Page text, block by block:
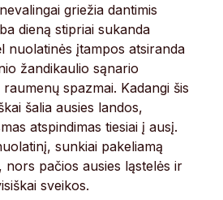
griežia dantimis
dieną stipriai sukanda
nuolatinės įtampos atsiranda
žandikaulio sąnario
spazmai. Kadangi šis
šalia ausies landos,
atspindimas tiesiai į ausį.
sunkiai pakeliamą
nors pačios ausies ląstelės ir
sveikos.